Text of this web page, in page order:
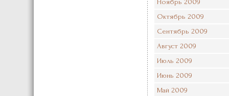
Октябрь 2009
Сентябрь 2009
Август 2009
Июль 2009
Июнь 2009
Май 2009